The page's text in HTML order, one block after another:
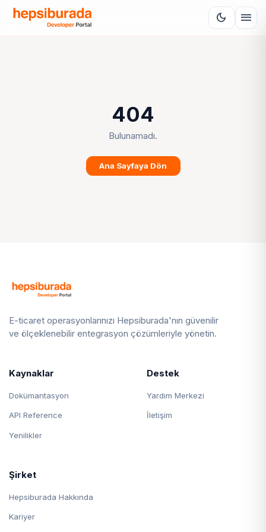
dark_mode menu
404
Bulunamadı.
Ana Sayfaya Dön
E-ticaret operasyonlarınızı Hepsiburada'nın güvenilir
ve ölçeklenebilir entegrasyon çözümleriyle yönetin.
Kaynaklar
Dokümantasyon
API Reference
Yenilikler
Destek
Yardım Merkezi
İletişim
Şirket
Hepsiburada Hakkında
Kariyer